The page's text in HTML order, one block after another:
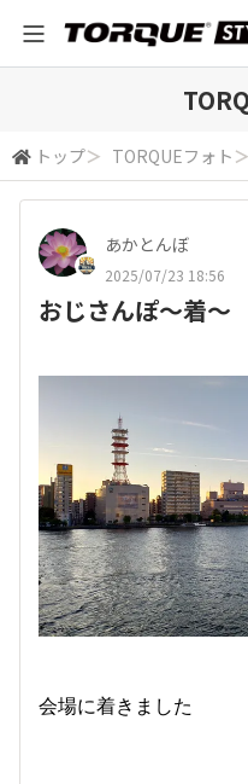
トップ＞ TORQUEフォト ＞
あかとんぼ
2025/07/23 18:56
おじさんぽ〜着〜
会場に着きました